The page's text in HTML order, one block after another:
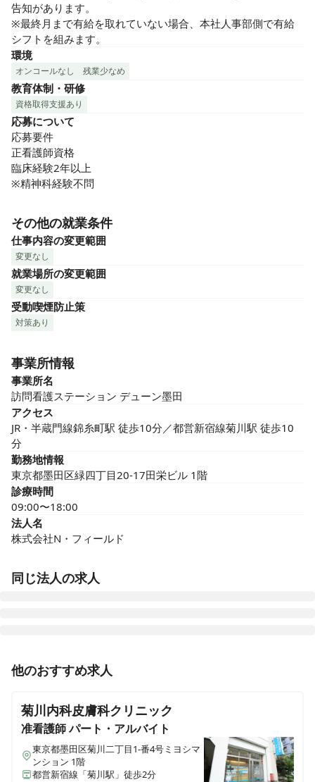
告知があります。
※最終月まで有給を取れていない場合、本社人事部側で有給
シフトを組みます。
環境
オンコールなし 残業少なめ
教育体制・研修
資格取得支援あり
応募について
応募要件
正看護師資格
臨床経験2年以上
※精神科経験不問
その他の就業条件
仕事内容の変更範囲
変更なし
就業場所の変更範囲
変更なし
受動喫煙防止策
対策あり
事業所情報
事業所名
訪問看護ステーション デューン墨田
アクセス
JR・半蔵門線錦糸町駅 徒歩10分／都営新宿線菊川駅 徒歩10
分
勤務地情報
東京都墨田区緑四丁目20-17田栄ビル 1階
診療時間
09:00〜18:00
法人名
株式会社N・フィールド
同じ法人の求人
埼玉県さいたま市大宮区大門町一丁目63 栗橋ビル5階B号室
訪問看護ステーション デューン王子
東京都北区岸町一丁目6-19 青葉ビル2階
訪問看護ステーション デューン江戸川
東京都江戸川区瑞江二丁目2-2 広島ビル2階
他のおすすめ求人
菊川内科皮膚科クリニック
准看護師パート・アルバイト
東京都墨田区菊川二丁目1-番4号ミヨシマ
ンション 1階
都営新宿線「菊川駅」徒歩2分